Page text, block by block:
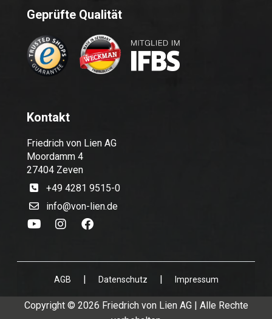
Geprüfte Qualität
Kontakt
Friedrich von Lien AG
Moordamm 4
27404 Zeven
+49 4281 9515-0
info@von-lien.de
AGB | Datenschutz | Impressum
Copyright © 2026 Friedrich von Lien AG | Alle Rechte